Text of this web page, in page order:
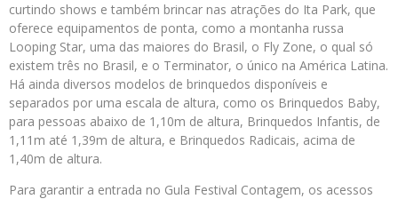
curtindo shows e também brincar nas atrações do Ita Park, que
oferece equipamentos de ponta, como a montanha russa
Looping Star, uma das maiores do Brasil, o Fly Zone, o qual só
existem três no Brasil, e o Terminator, o único na América Latina.
Há ainda diversos modelos de brinquedos disponíveis e
separados por uma escala de altura, como os Brinquedos Baby,
para pessoas abaixo de 1,10m de altura, Brinquedos Infantis, de
1,11m até 1,39m de altura, e Brinquedos Radicais, acima de
1,40m de altura.
Para garantir a entrada no Gula Festival Contagem, os acessos